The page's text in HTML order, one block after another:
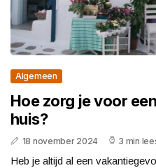
Algemeen
Hoe zorg je voor
huis?
18 november 2024 3 min
Heb je altijd al een